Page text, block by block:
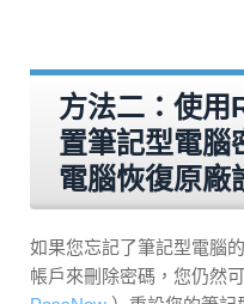
方法二：使用
置筆記型電腦
電腦恢復原廠
如果您忘記了筆記型電腦
帳戶來刪除密碼，您仍然